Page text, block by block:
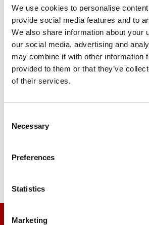
We use cookies to personalise
provide social media features and to
We also share information about your
our social media, advertising and
may combine it with other information
provided to them or that they’ve
of their services.
Selection
Necessary
Preferences
Statistics
Marketing
Mobil: 3073 9830
Jacob Sund
Sælger